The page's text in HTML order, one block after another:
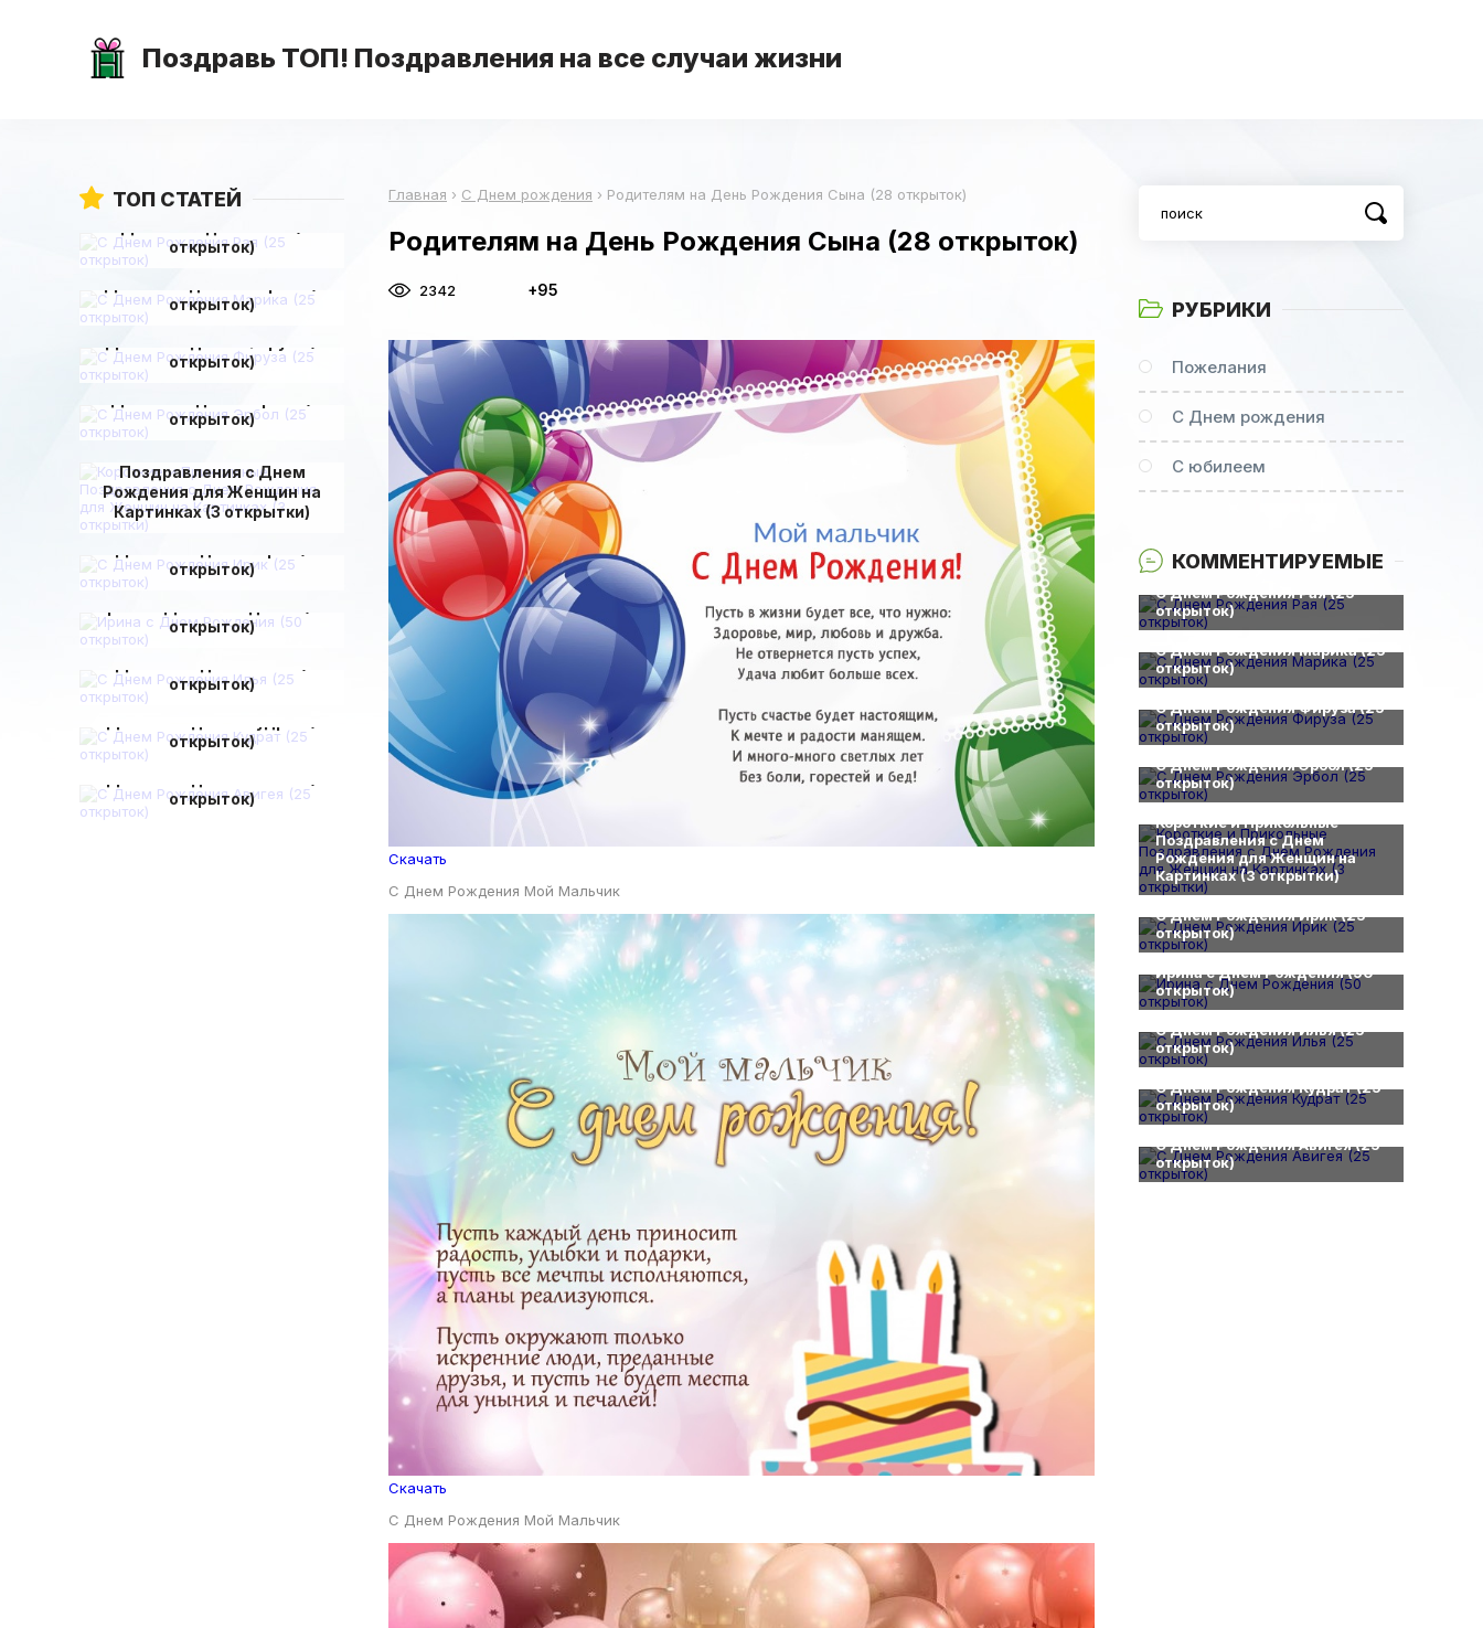
Поздравь ТОП! Поздравления на все случаи жизни
Главная › С Днем рождения › Родителям на День Рождения Сына (28 открыток)
Родителям на День Рождения Сына (28 открыток)
2342 +95
Скачать
С Днем Рождения Мой Мальчик
Скачать
С Днем Рождения Мой Мальчик
ТОП СТАТЕЙ
открыток)
открыток)
открыток)
открыток)
Поздравления с Днем
Рождения для Женщин на
Картинках (3 открытки)
открыток)
открыток)
открыток)
открыток)
открыток)
РУБРИКИ
Пожелания
С Днем рождения
С юбилеем
КОММЕНТИРУЕМЫЕ
С Днем Рождения Рая (25
открыток)
0
С Днем Рождения Марика (25
открыток)
С Днем Рождения Фируза (25
открыток)
С Днем Рождения Эрбол (25
открыток)
Короткие и Прикольные
Поздравления с Днем
Рождения для Женщин на
Картинках (3 открытки)
С Днем Рождения Ирик (25
открыток)
Ирина с Днем Рождения (50
открыток)
С Днем Рождения Илья (25
открыток)
С Днем Рождения Кудрат (25
открыток)
С Днем Рождения Авигея (25
открыток)